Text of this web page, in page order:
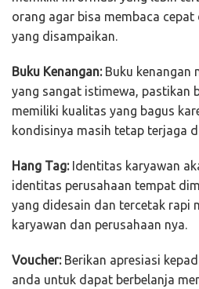
orang agar bisa membaca cepat
yang disampaikan.
Buku Kenangan:Buku kenangan
yang sangat istimewa, pastikan
memiliki kualitas yang bagus
kondisinya masih tetap terjaga
Hang Tag:Identitas karyawan
identitas perusahaan tempat
yang didesain dan tercetak rapi
karyawan dan perusahaan nya.
Voucher:Berikan apresiasi
anda untuk dapat berbelanja